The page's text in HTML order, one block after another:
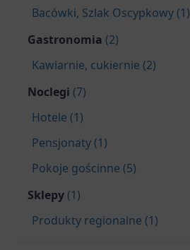
Bacówki, Szlak Oscypkowy (1)
Gastronomia (2)
Kawiarnie, cukiernie (2)
Noclegi (7)
Hotele (1)
Pensjonaty (1)
Pokoje gościnne (5)
Sklepy (1)
Produkty regionalne (1)